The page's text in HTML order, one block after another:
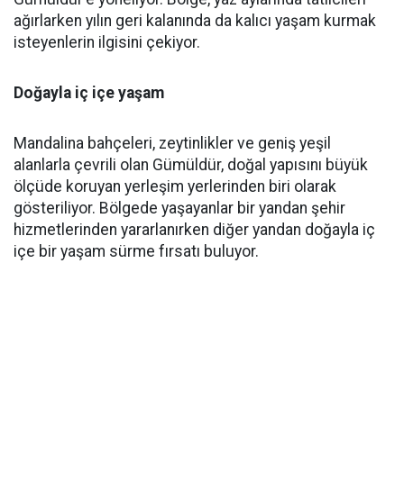
ağırlarken yılın geri kalanında da kalıcı yaşam kurmak
isteyenlerin ilgisini çekiyor.
Doğayla iç içe yaşam
Mandalina bahçeleri, zeytinlikler ve geniş yeşil
alanlarla çevrili olan Gümüldür, doğal yapısını büyük
ölçüde koruyan yerleşim yerlerinden biri olarak
gösteriliyor. Bölgede yaşayanlar bir yandan şehir
hizmetlerinden yararlanırken diğer yandan doğayla iç
içe bir yaşam sürme fırsatı buluyor.